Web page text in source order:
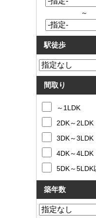
～
駅徒歩
間取り
～1LDK
2DK～2LDK
3DK～3LDK
4DK～4LDK
5DK～5LDK
築年数